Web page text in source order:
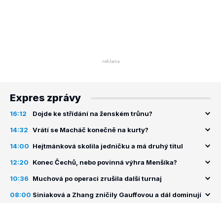
Expres zprávy
16:12 Dojde ke střídání na ženském trůnu?
14:32 Vrátí se Macháč konečně na kurty?
14:00 Hejtmánková skolila jedničku a má druhý titul
12:20 Konec Čechů, nebo povinná výhra Menšíka?
10:36 Muchová po operaci zrušila další turnaj
08:00 Siniaková a Zhang zničily Gauffovou a dál dominují